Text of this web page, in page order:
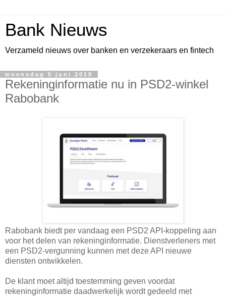
Bank Nieuws
Verzameld nieuws over banken en verzekeraars en fintech
woensdag 5 juni 2019
Rekeninginformatie nu in PSD2-winkel
Rabobank
Rabobank biedt per vandaag een PSD2 API-koppeling aan
voor het delen van rekeninginformatie. Dienstverleners met
een PSD2-vergunning kunnen met deze API nieuwe
diensten ontwikkelen.
De klant moet altijd toestemming geven voordat
rekeninginformatie daadwerkelijk wordt gedeeld met